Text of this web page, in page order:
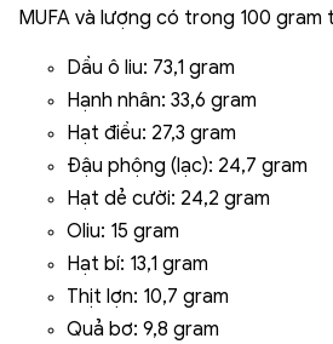
MUFA và lượng có trong 100 gram
Dầu ô liu: 73,1 gram
Hạnh nhân: 33,6 gram
Hạt điều: 27,3 gram
Đậu phộng (lạc): 24,7 gram
Hạt dẻ cười: 24,2 gram
Oliu: 15 gram
Hạt bí: 13,1 gram
Thịt lợn: 10,7 gram
Quả bơ: 9,8 gram